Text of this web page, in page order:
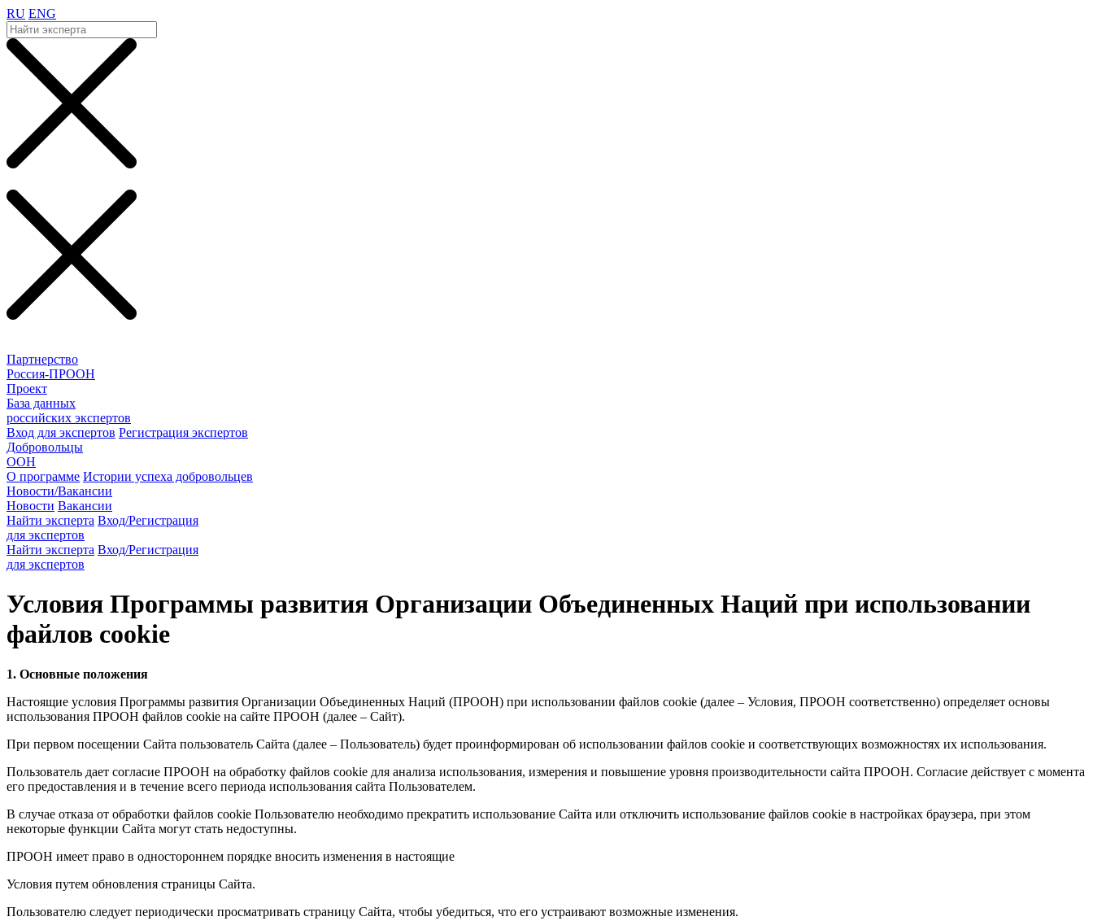
RU ENG
Партнерство
Россия-ПРООН
Проект
База данных
российских экспертов
Вход для экспертов Регистрация экспертов
Добровольцы
ООН
О программе Истории успеха добровольцев
Новости/Вакансии
Новости Вакансии
Найти эксперта Вход/Регистрация
для экспертов
Найти эксперта Вход/Регистрация
для экспертов
Условия Программы развития Организации Объединенных Наций при использовании
файлов cookie
1. Основные положения
Настоящие условия Программы развития Организации Объединенных Наций (ПРООН) при использовании файлов cookie (далее – Условия, ПРООН соответственно) определяет основы
использования ПРООН файлов cookie на сайте ПРООН (далее – Сайт).
При первом посещении Сайта пользователь Сайта (далее – Пользователь) будет проинформирован об использовании файлов cookie и соответствующих возможностях их использования.
Пользователь дает согласие ПРООН на обработку файлов cookie для анализа использования, измерения и повышение уровня производительности сайта ПРООН. Согласие действует с момента
его предоставления и в течение всего периода использования сайта Пользователем.
В случае отказа от обработки файлов cookie Пользователю необходимо прекратить использование Сайта или отключить использование файлов cookie в настройках браузера, при этом
некоторые функции Сайта могут стать недоступны.
ПРООН имеет право в одностороннем порядке вносить изменения в настоящие
Условия путем обновления страницы Сайта.
Пользователю следует периодически просматривать страницу Сайта, чтобы убедиться, что его устраивают возможные изменения.